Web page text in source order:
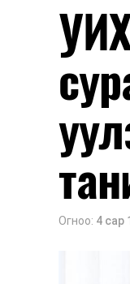
Огноо: 4 сар